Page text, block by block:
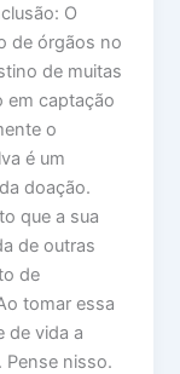
O
de órgãos no
de muitas
em captação
o
é um
doação.
que a sua
de outras
de
tomar essa
de vida a
Pense nisso.